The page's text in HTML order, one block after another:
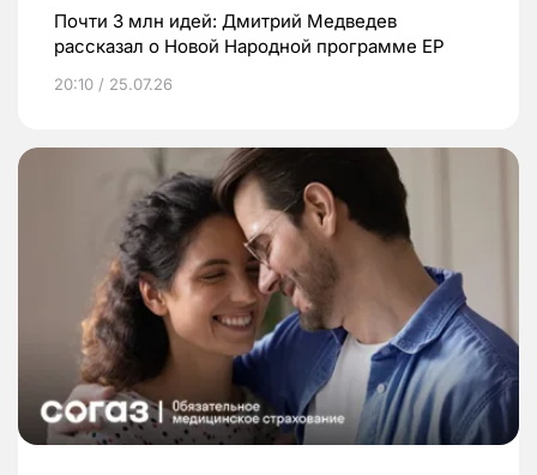
Почти 3 млн идей: Дмитрий Медведев
рассказал о Новой Народной программе ЕР
20:10 / 25.07.26